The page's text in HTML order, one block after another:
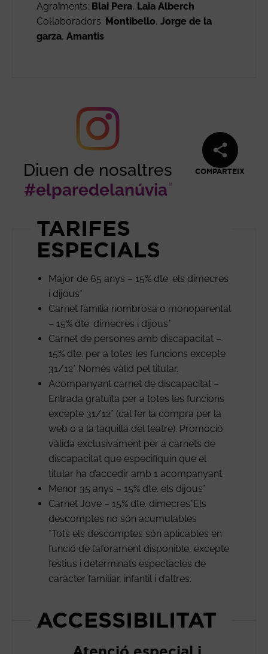
Agraïments: Blai Pera, Laia Alberch
Col·laboradors: Montibello, Jorge de la
garza, Amantis
Diuen de nosaltres
#elparedelanúvia
COMPARTEIX
TARIFES
ESPECIALS
Major de 65 anys – 15% dte. els dimecres
i dijous*
Carnet família nombrosa o monoparental
– 15% dte. dimecres i dijous*
Carnet de persones amb discapacitat –
15% dte. per a totes les funcions excepte
31/12* Només vàlid pel titular.
Acompanyant carnet de discapacitat –
Entrada gratuïta per a totes les funcions
excepte 31/12* (cal fer la compra per la
web o a la taquilla del teatre). Promoció
vàlida exclusivament per a carnets de
discapacitat que especifiquin que el
titular ha d’accedir amb 1 acompanyant.
Menor 35 anys – 15% dte. els dijous*
Carnet Jove – 15% dte. dimecres*Els
descomptes no són acumulables
*Tots els descomptes són aplicables en
funció de l’aforament disponible, excepte
festius i determinats espectacles de
caràcter familiar, infantil i d’altres.
ACCESSIBILITAT